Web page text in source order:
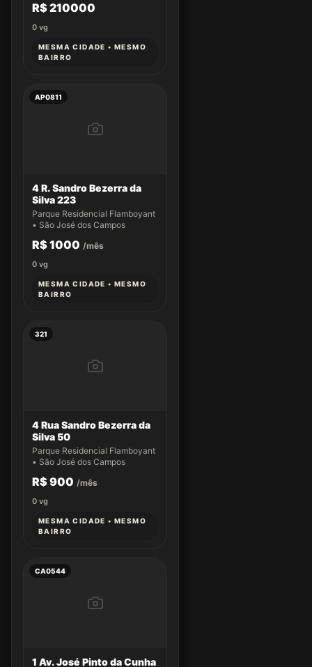
R$ 210000
0 vg
MESMA CIDADE • MESMO
BAIRRO
AP0811
4 R. Sandro Bezerra da
Silva 223
Parque Residencial Flamboyant
• São José dos Campos
R$ 1000 /mês
0 vg
MESMA CIDADE • MESMO
BAIRRO
321
4 Rua Sandro Bezerra da
Silva 50
Parque Residencial Flamboyant
• São José dos Campos
R$ 900 /mês
0 vg
MESMA CIDADE • MESMO
BAIRRO
CA0544
1 Av. José Pinto da Cunha